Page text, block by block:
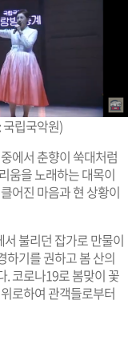
립국악원)
에서 춘향이 쑥대처럼
움을 노래하는 대목이
어진 마음과 현 상황이
서 불리던 잡가로 만물이
하기를 권하고 봄 산의
. 코로나19로 봄맞이 꽃
로하여 관객들로부터